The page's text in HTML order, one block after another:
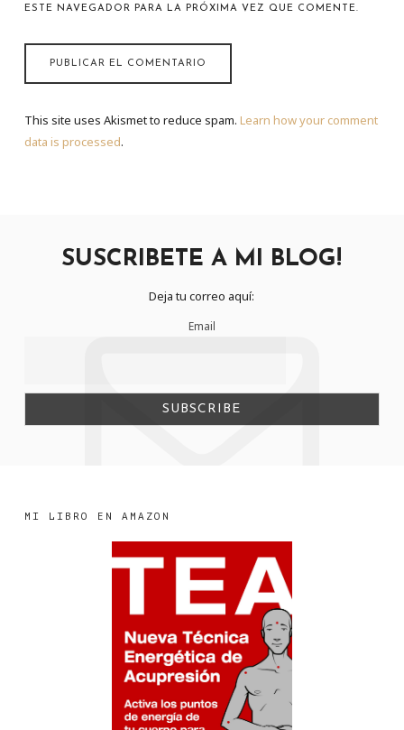
ESTE NAVEGADOR PARA LA PRÓXIMA VEZ QUE COMENTE.
This site uses Akismet to reduce spam. Learn how your comment
data is processed.
SUSCRIBETE A MI BLOG!
Deja tu correo aquí:
Email
MI LIBRO EN AMAZON